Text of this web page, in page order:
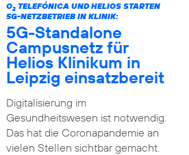
O2TELEFÓNICA UND HELIOS STARTEN
5G-NETZBETRIEB IN KLINIK:
5G-Standalone
Campusnetz für
Helios Klinikum in
Leipzig einsatzbereit
Digitalisierung im
Gesundheitswesen ist notwendig.
Das hat die Coronapandemie an
vielen Stellen sichtbar gemacht.